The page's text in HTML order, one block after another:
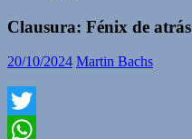
Clausura: Fénix de
20/10/2024 Martin Bachs
Twitter